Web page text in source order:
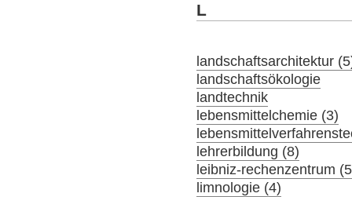
L
landschaftsarchitektur
landschaftsökologie
landtechnik
lebensmittelchemie (3)
lehrerbildung (8)
leibniz-rechenzentrum
limnologie (4)